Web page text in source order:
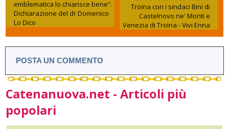
emblematica lo chiarisce bene”.
Dichiarazione del dr Domenico
Lo Dico
Troina con i sindaci Bini di
Castelnovo ne' Monti e
Venezia di Troina - Vivi Enna
POSTA UN COMMENTO
Catenanuova.net - Articoli più
popolari